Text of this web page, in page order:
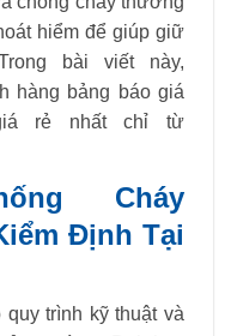
hiểm để giúp giữ
bài viết này,
hàng bảng báo giá
rẻ nhất chỉ từ
Cháy
Định Tại
trình kỹ thuật và